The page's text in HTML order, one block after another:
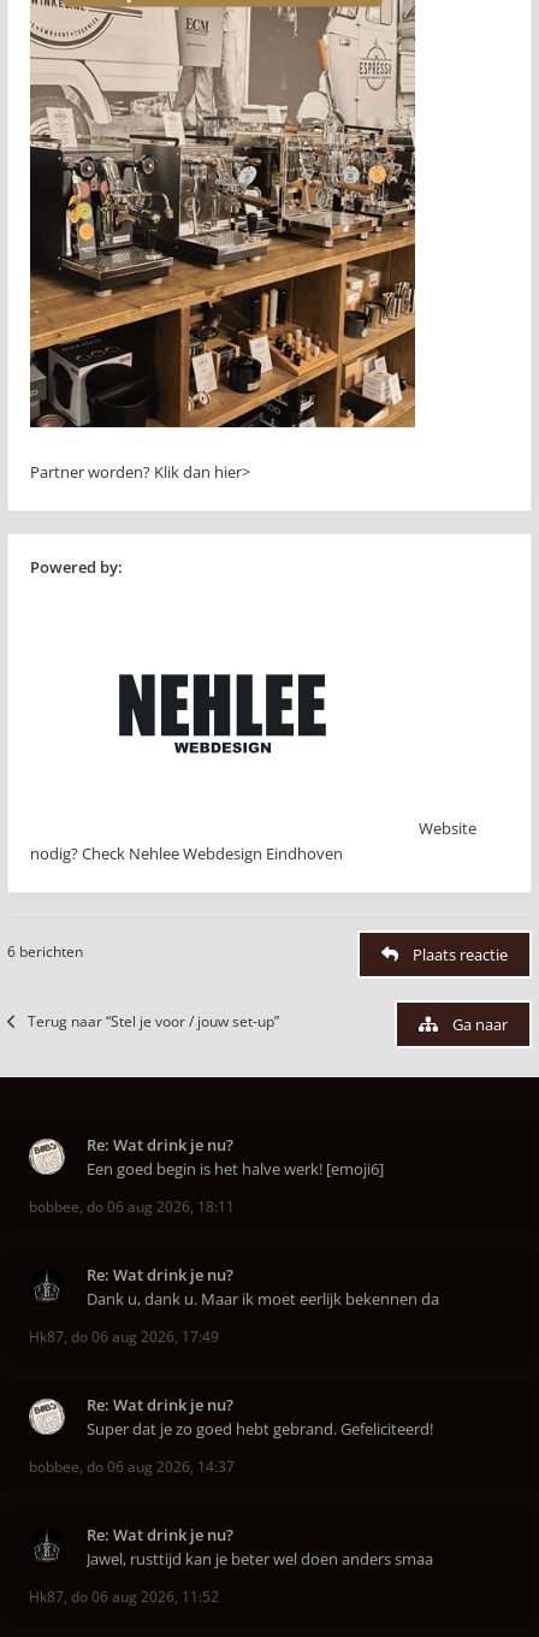
Partner worden? Klik dan hier>
Powered by:
Website
nodig? Check Nehlee Webdesign Eindhoven
6 berichten Plaats reactie
Terug naar “Stel je voor / jouw set-up” Ga naar
Re: Wat drink je nu?
Een goed begin is het halve werk! [emoji6]
bobbee, do 06 aug 2026, 18:11
Re: Wat drink je nu?
Dank u, dank u. Maar ik moet eerlijk bekennen da
Hk87, do 06 aug 2026, 17:49
Re: Wat drink je nu?
Super dat je zo goed hebt gebrand. Gefeliciteerd!
bobbee, do 06 aug 2026, 14:37
Re: Wat drink je nu?
Jawel, rusttijd kan je beter wel doen anders smaa
Hk87, do 06 aug 2026, 11:52